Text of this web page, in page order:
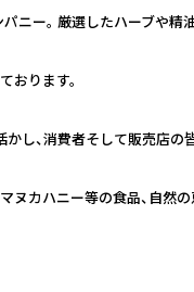
パニー。 厳選したハーブや
おります。
し、消費者そして販売店の
ヌカハニー等の食品、自然